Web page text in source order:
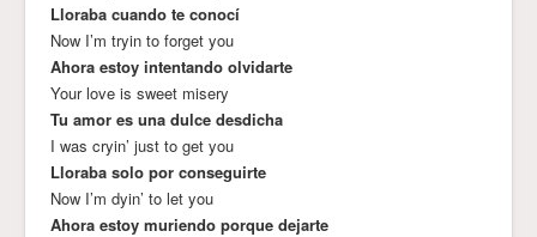
Lloraba cuando te conocí
Now I’m tryin to forget you
Ahora estoy intentando olvidarte
Your love is sweet misery
Tu amor es una dulce desdicha
I was cryin’ just to get you
Lloraba solo por conseguirte
Now I’m dyin’ to let you
Ahora estoy muriendo porque dejarte